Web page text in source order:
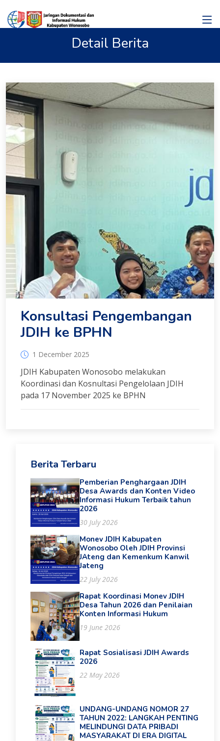
Detail Berita
Konsultasi Pengembangan
JDIH ke BPHN
1 December 2025
JDIH Kabupaten Wonosobo melakukan
Koordinasi dan Kosnultasi Pengelolaan JDIH
pada 17 November 2025 ke BPHN
Berita Terbaru
Pemberian Penghargaan JDIH
Desa Awards dan Konten Video
Informasi Hukum Terbaik tahun
2026
30 July 2026
Monev JDIH Kabupaten
Wonosobo Oleh JDIH Provinsi
JAteng dan Kemenkum Kanwil
Jateng
22 July 2026
Rapat Koordinasi Monev JDIH
Desa Tahun 2026 dan Penilaian
Konten Informasi Hukum
19 June 2026
Rapat Sosialisasi JDIH Awards
2026
22 May 2026
UNDANG-UNDANG NOMOR 27
TAHUN 2022: LANGKAH PENTING
MELINDUNGI DATA PRIBADI
MASYARAKAT DI ERA DIGITAL